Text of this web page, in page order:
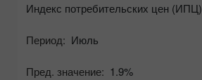
Индекс потребительских цен (ИПЦ)
Период: Июль
Пред. значение: 1.9%